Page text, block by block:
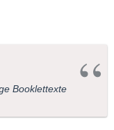
Booklettexte